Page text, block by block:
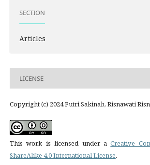
SECTION
Articles
LICENSE
Copyright (c) 2024 Putri Sakinah, Risnawati
This work is licensed under aCreative
ShareAlike 4.0 International License.